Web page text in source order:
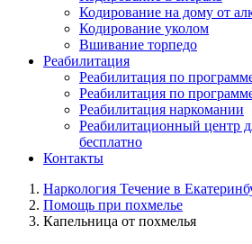
Кодирование на дому от
Кодирование уколом
Вшивание торпедо
Реабилитация
Реабилитация по
Реабилитация по
Реабилитация наркомании
Реабилитационный центр
бесплатно
Контакты
Наркология Течение в
Помощь при похмелье
Капельница от похмелья